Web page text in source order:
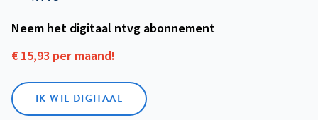
Neem het digitaal ntvg abonnement
€ 15,93 per maand!
IK WIL DIGITAAL